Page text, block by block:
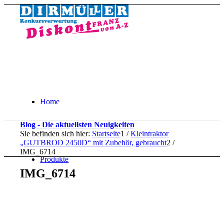
Home
Produkte
Blog - Die aktuellsten Neuigkeiten
Sie befinden sich hier: Startseite1 / Kleintraktor
„GUTBROD 2450D“ mit Zubehör, gebraucht2 /
IMG_6714
IMG_6714